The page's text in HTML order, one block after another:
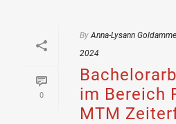
0
By Anna-Lysann
2024
im Bereich
MTM